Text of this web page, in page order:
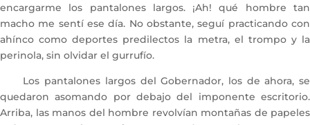
encargarme los pantalones largos. ¡Ah! qué hombre tan
macho me sentí ese día. No obstante, seguí practicando con
ahínco como deportes predilectos la metra, el trompo y la
perinola, sin olvidar el gurrufío.
Los pantalones largos del Gobernador, los de ahora, se
quedaron asomando por debajo del imponente escritorio.
Arriba, las manos del hombre revolvían montañas de papeles